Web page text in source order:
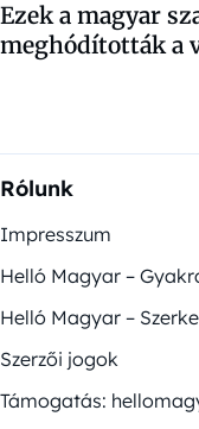
Ezek a magyar
meghódították a
Rólunk
Impresszum
Helló Magyar –
Helló Magyar –
Szerzői jogok
Támogatás: